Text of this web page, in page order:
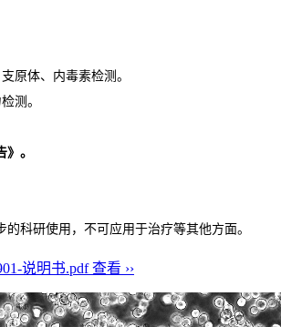
原体、内毒素检测。
测。
。
科研使用，不可应用于治疗等其他方面。
说明书.pdf查看 ››